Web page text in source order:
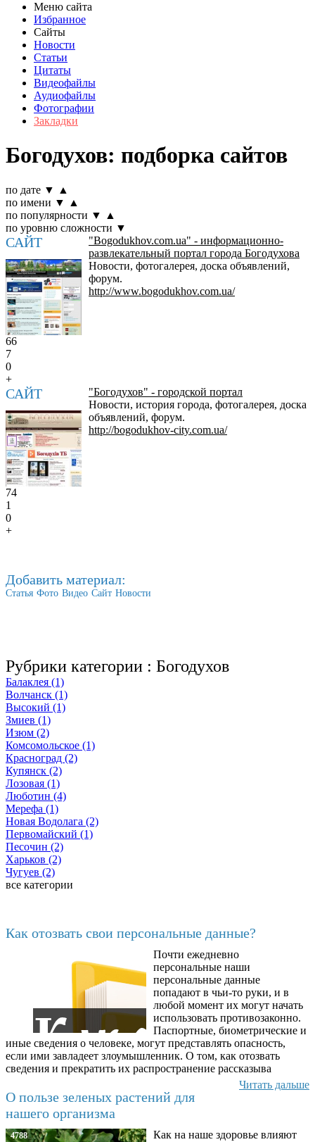
Меню сайта
Избранное
Сайты
Новости
Статьи
Цитаты
Видеофайлы
Аудиофайлы
Фотографии
Закладки
Богодухов: подборка сайтов
по дате ▼
▲
по имени ▼
▲
по популярности ▼
▲
по уровню сложности ▼
САЙТ
"Bogodukhov.com.ua" - информационно-
развлекательный портал города Богодухова
Новости, фотогалерея, доска объявлений,
форум.
http://www.bogodukhov.com.ua/
66
7
0
+
САЙТ
"Богодухов" - городской портал
Новости, история города, фотогалерея, доска
объявлений, форум.
http://bogodukhov-city.com.ua/
74
1
0
+
Добавить материал:
Статья Фото Видео Сайт Новости
Рубрики категории : Богодухов
Балаклея (1)
Волчанск (1)
Высокий (1)
Змиев (1)
Изюм (2)
Комсомольское (1)
Красноград (2)
Купянск (2)
Лозовая (1)
Люботин (4)
Мерефа (1)
Новая Водолага (2)
Первомайский (1)
Песочин (2)
Харьков (2)
Чугуев (2)
все категории
Как отозвать свои персональные данные?
Почти ежедневно
персональные наши
персональные данные
попадают в чьи-то руки, и в
любой момент их могут начать
использовать противозаконно.
Паспортные, биометрические и
иные сведения о человеке, могут представлять опасность,
если ими завладеет злоумышленник. О том, как отозвать
сведения и прекратить их распространение рассказыва
Читать дальше
О пользе зеленых растений для
нашего организма
4788
Как на наше здоровье влияют